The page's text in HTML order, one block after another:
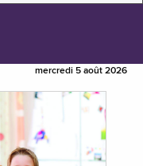
mercredi 5 août 2026